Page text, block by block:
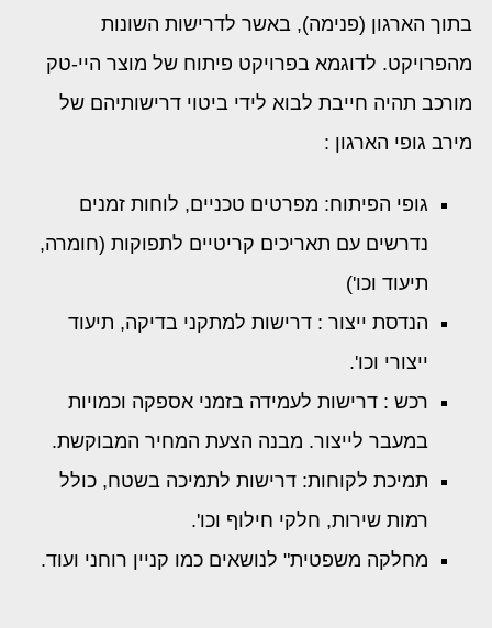
בתוך הארגון (פנימה), באשר לדרישות השונות
מהפרויקט. לדוגמא בפרויקט פיתוח של מוצר היי-טק
מורכב תהיה חייבת לבוא לידי ביטוי דרישותיהם של
מירב גופי הארגון :
גופי הפיתוח: מפרטים טכניים, לוחות זמנים
נדרשים עם תאריכים קריטיים לתפוקות (חומרה,
תיעוד וכו')
הנדסת ייצור : דרישות למתקני בדיקה, תיעוד
ייצורי וכו'.
רכש : דרישות לעמידה בזמני אספקה וכמויות
במעבר לייצור. מבנה הצעת המחיר המבוקשת.
תמיכת לקוחות: דרישות לתמיכה בשטח, כולל
רמות שירות, חלקי חילוף וכו'.
מחלקה משפטית" לנושאים כמו קניין רוחני ועוד.